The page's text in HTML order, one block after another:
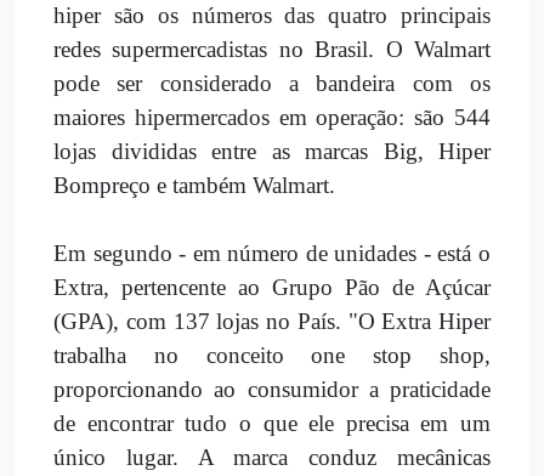
hiper são os números das quatro principais
redes supermercadistas no Brasil. O Walmart
pode ser considerado a bandeira com os
maiores hipermercados em operação: são 544
lojas divididas entre as marcas Big, Hiper
Bompreço e também Walmart.
Em segundo - em número de unidades - está o
Extra, pertencente ao Grupo Pão de Açúcar
(GPA), com 137 lojas no País. "O Extra Hiper
trabalha no conceito one stop shop,
proporcionando ao consumidor a praticidade
de encontrar tudo o que ele precisa em um
único lugar. A marca conduz mecânicas